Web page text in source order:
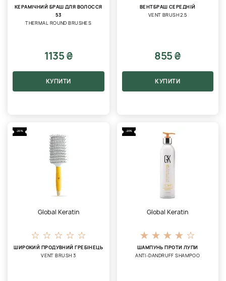
КЕРАМІЧНИЙ БРАШ ДЛЯ ВОЛОССЯ
53
THERMAL ROUND BRUSHES
1135 ₴
КУПИТИ
ВЕНТБРАШ СЕРЕДНІЙ
VENT BRUSH 2.5
855 ₴
КУПИТИ
-20%
Global Keratin
ШИРОКИЙ ПРОДУВНИЙ ГРЕБІНЕЦЬ
VENT BRUSH 3
-20%
Global Keratin
ШАМПУНЬ ПРОТИ ЛУПИ
ANTI-DANDRUFF SHAMPOO